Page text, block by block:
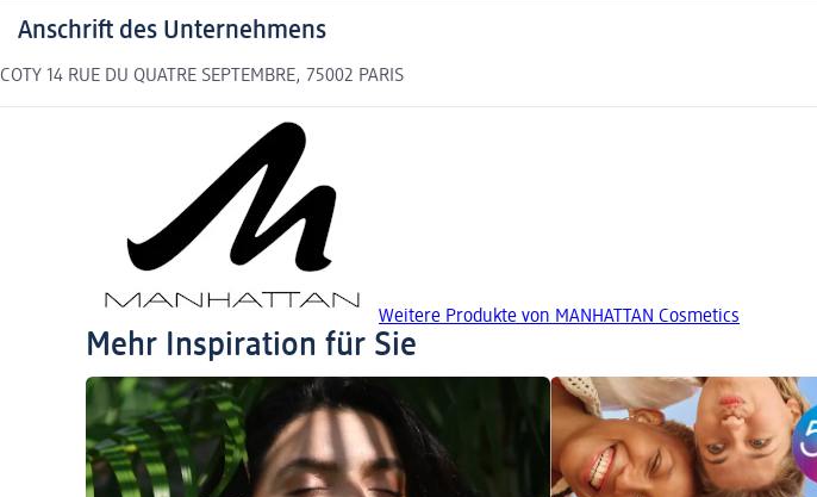
Anschrift des Unternehmens
COTY 14 RUE DU QUATRE SEPTEMBRE, 75002 PARIS
Weitere Produkte von MANHATTAN Cosmetics
Mehr Inspiration für Sie